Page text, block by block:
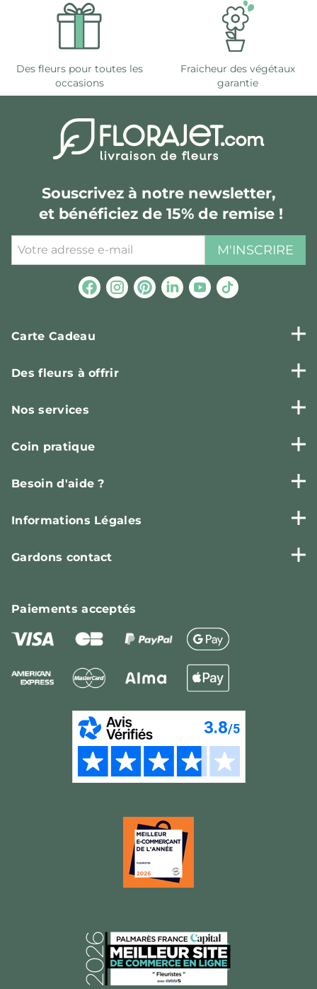
Des fleurs pour toutes les
occasions
Fraicheur des végétaux
garantie
Souscrivez à notre newsletter,
et bénéficiez de 15% de remise !
M'INSCRIRE
Carte Cadeau
Des fleurs à offrir
Nos services
Coin pratique
Besoin d'aide ?
Informations Légales
Gardons contact
Paiementsacceptés